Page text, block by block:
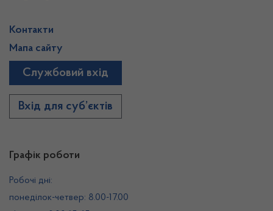
Графік роботи
Робочі дні:
понеділок-четвер: 8.00-17.00
Контакти
Мапа сайту
Службовий вхід
Вхід для суб’єктів